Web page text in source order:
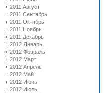
2011 Август
2011 Сентябрь
2011 Октябрь
2011 Ноябрь
2011 Декабрь
2012 Январь
2012 Февраль
2012 Март
2012 Апрель
2012 Май
2012 Июнь
2012 Июль